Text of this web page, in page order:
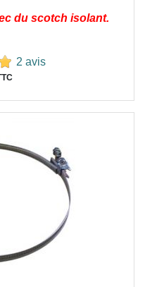
du scotch isolant.
2 avis